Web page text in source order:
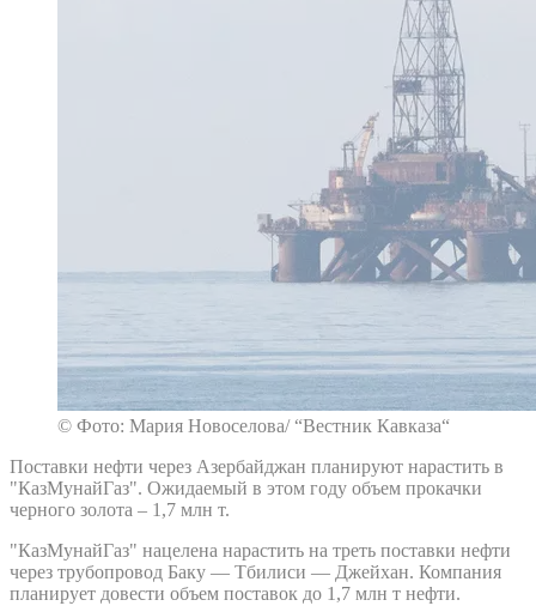
© Фото: Мария Новоселова/ “Вестник Кавказа“
Поставки нефти через Азербайджан планируют нарастить в
"КазМунайГаз". Ожидаемый в этом году объем прокачки
черного золота – 1,7 млн т.
"КазМунайГаз" нацелена нарастить на треть поставки нефти
через трубопровод Баку — Тбилиси — Джейхан. Компания
планирует довести объем поставок до 1,7 млн т нефти.